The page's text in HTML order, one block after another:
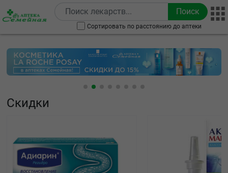
Сортировать по расстоянию до аптеки
Скидки